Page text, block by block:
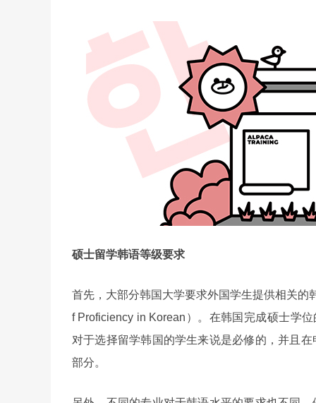
硕士留学韩语等级要求
首先，大部分韩国大学要求外国学生提供相关的
f Proficiency in Korean）。在韩国完成硕士学
对于选择留学韩国的学生来说是必修的，并且
部分。